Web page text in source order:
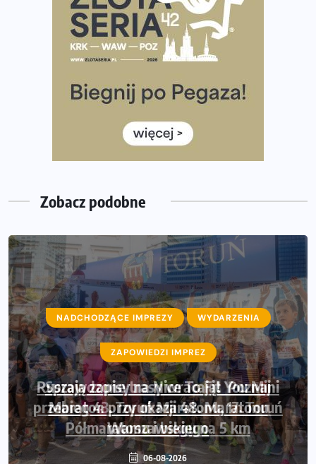
Co ma dużo białka? Produkty, które warto włączyć do
Rozbiegany Olsztyn szykuje się na weekend z
Już w tę sobotę 35. Bieg Powstania Warszawskiego.
Wystartuje rekordowa liczba uczestników
35. Bieg Powstania Warszawskiego – praktyczny
poradnik przed startem
Zobacz podobne
NADCHODZĄCE IMPREZY WYDARZENIA
ZAPOWIEDZI IMPREZ
Sprawdzone trasy wracają! Poznaj
przebieg 43. Toruń Maratonu, 17. Toruń
Półmaratonu i biegu na 5 km
06-08-2026